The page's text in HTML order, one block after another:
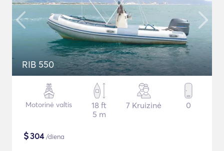
RIB 550
Motorinė valtis
18 ft
5 m
7 Kruizinė 0
$304/diena